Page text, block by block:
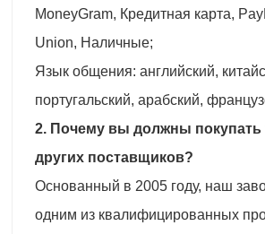
MoneyGram, Кредитная карта,
Union, Наличные;
Язык общения: английский,
португальский, арабский,
2. Почему вы должны покупать
других поставщиков?
Основанный в 2005 году, наш
одним из квалифицированных